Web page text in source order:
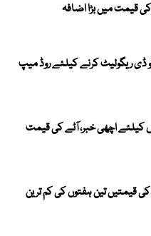
قیمت میں بڑا اضافہ
ریگولیٹ کرنے کیلئے روڈ میپ
کیلئے اچھی خبر، آٹے کی قیمت
قیمتیں تین ہفتوں کی کم ترین